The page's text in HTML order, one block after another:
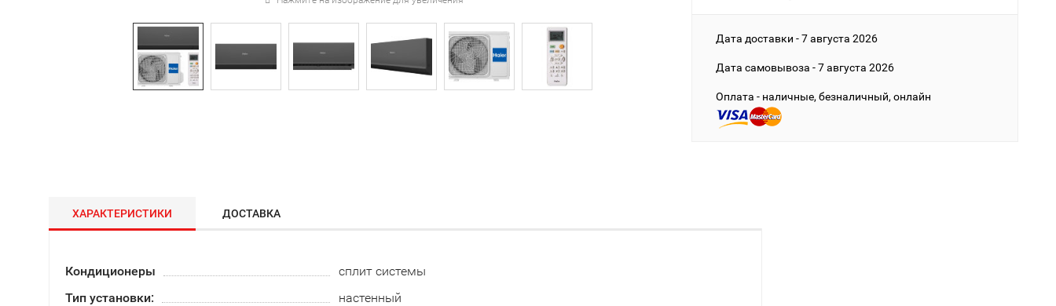
Дата доставки - 7 августа 2026
Дата cамовывоза - 7 августа 2026
Оплата - наличные, безналичный, онлайн
ХАРАКТЕРИСТИКИ ДОСТАВКА
Кондиционеры
сплит системы
Тип установки:
настенный